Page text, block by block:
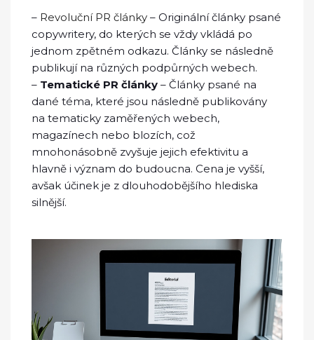
– Revoluční PR články – Originální články psané
copywritery, do kterých se vždy vkládá po
jednom zpětném odkazu. Články se následně
publikují na různých podpůrných webech.
– Tematické PR články – Články psané na
dané téma, které jsou následně publikovány
na tematicky zaměřených webech,
magazínech nebo blozích, což
mnohonásobně zvyšuje jejich efektivitu a
hlavně i význam do budoucna. Cena je vyšší,
avšak účinek je z dlouhodobějšího hlediska
silnější.